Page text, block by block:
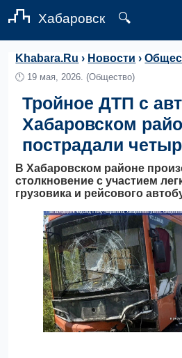
Хабаровск 🔍
Khabara.Ru › Новости ›
🕛 19 мая, 2026. (Общество)
Тройное ДТП с
Хабаровском
пострадали
В Хабаровском районе
столкновение с участием
грузовика и рейсового